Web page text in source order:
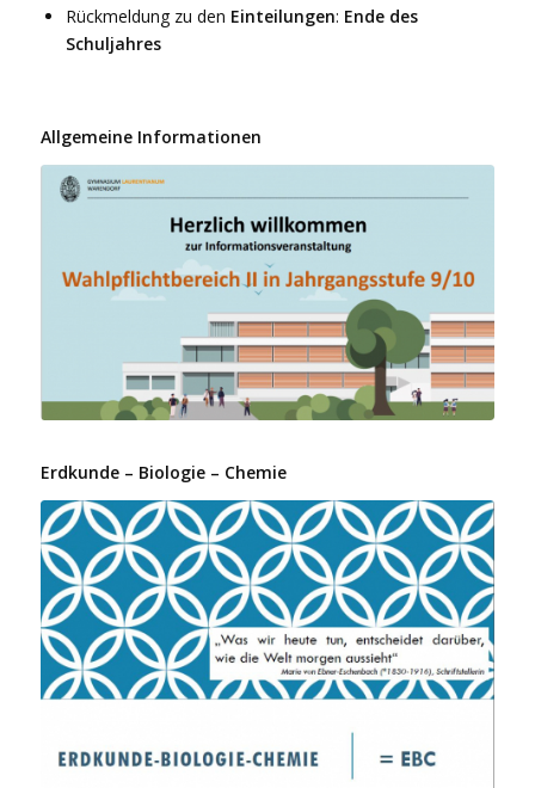
Rückmeldung zu den Einteilungen: Ende des
Schuljahres
Allgemeine Informationen
Erdkunde – Biologie – Chemie